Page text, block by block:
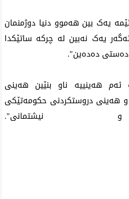
یەک بین هەموو دنیا دوژمنمان
یەک نەبین لە چرکە ساتێکدا
دەدەین".
هەینییە ناو بنێین هەینی
هەینی دروستکردنی حکومەتێکی
نیشتمانی".